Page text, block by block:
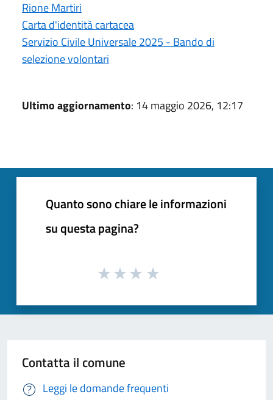
Rione Martiri
Carta d'identità cartacea
Servizio Civile Universale 2025 - Bando di
selezione volontari
Ultimo aggiornamento: 14 maggio 2026, 12:17
Quanto sono chiare le informazioni
su questa pagina?
Contatta il comune
Leggi le domande frequenti